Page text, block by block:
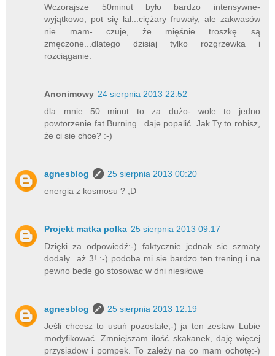
Wczorajsze 50minut było bardzo intensywne-
wyjątkowo, pot się lał...ciężary fruwały, ale zakwasów
nie mam- czuje, że mięśnie troszkę są
zmęczone...dlatego dzisiaj tylko rozgrzewka i
rozciąganie.
Anonimowy 24 sierpnia 2013 22:52
dla mnie 50 minut to za dużo- wole to jedno
powtorzenie fat Burning...daje popalić. Jak Ty to robisz,
że ci sie chce? :-)
agnesblog
25 sierpnia 2013 00:20
energia z kosmosu ? ;D
Projekt matka polka 25 sierpnia 2013 09:17
Dzięki za odpowiedź:-) faktycznie jednak sie szmaty
dodały...aż 3! :-) podoba mi sie bardzo ten trening i na
pewno bede go stosowac w dni niesiłowe
agnesblog
25 sierpnia 2013 12:19
Jeśli chcesz to usuń pozostałe;-) ja ten zestaw Lubie
modyfikować. Zmniejszam ilość skakanek, daję więcej
przysiadow i pompek. To zależy na co mam ochotę:-)